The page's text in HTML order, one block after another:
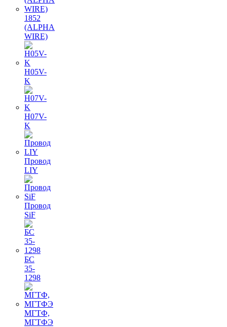
1852
(ALPHA
WIRE)
H05V-
K
H07V-
K
Провод
LIY
Провод
SiF
БС
35-
1298
МГТФ,
МГТФЭ